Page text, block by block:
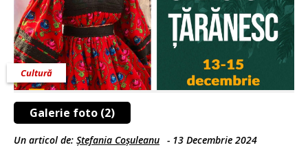
Galerie foto (2)
Cultură
Un articol de: Ștefania Coșuleanu - 13 Decembrie 2024